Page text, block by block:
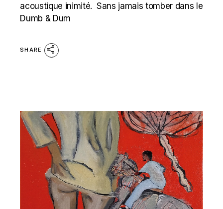
acoustique inimité. Sans jamais tomber dans le
Dumb & Dum
SHARE